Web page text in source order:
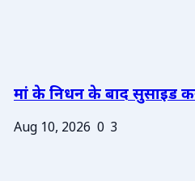
मां के निधन के बाद सुसाइड
Aug 10, 2026 0 3